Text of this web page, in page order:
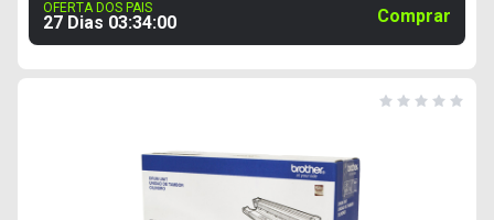
OFERTA DOS PAIS
27 Dias 03:33:59 Comprar